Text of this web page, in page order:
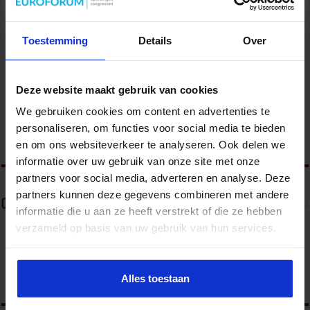
Toestemming Details Over
Deze website maakt gebruik van cookies
We gebruiken cookies om content en advertenties te
personaliseren, om functies voor social media te bieden
en om ons websiteverkeer te analyseren. Ook delen we
informatie over uw gebruik van onze site met onze
partners voor social media, adverteren en analyse. Deze
partners kunnen deze gegevens combineren met andere
informatie die u aan ze heeft verstrekt of die ze hebben
verzameld op basis van uw gebruik van hun services.
Alles toestaan
Gebouwbeheer en veiligheid
VEILIGHEID
tweet
Over Frank van Summeren
Congres- en opleidingsmanager veiligheid bij het